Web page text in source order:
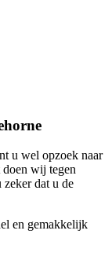
u wel opzoek naar
wij tegen
zeker dat u de
en gemakkelijk